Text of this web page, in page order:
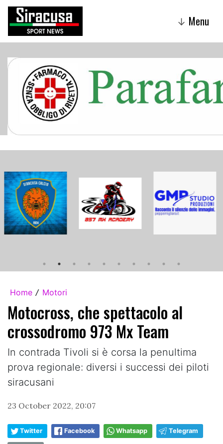
↓ Menu
Home / Motori
Motocross, che spettacolo al
crossodromo 973 Mx Team
In contrada Tivoli si è corsa la penultima
prova regionale: diversi i successi dei piloti
siracusani
23 October 2022, 20:07
Twitter Facebook Whatsapp Telegram